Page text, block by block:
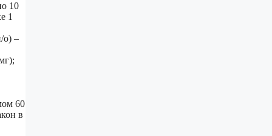
10
1
о) –
60
в